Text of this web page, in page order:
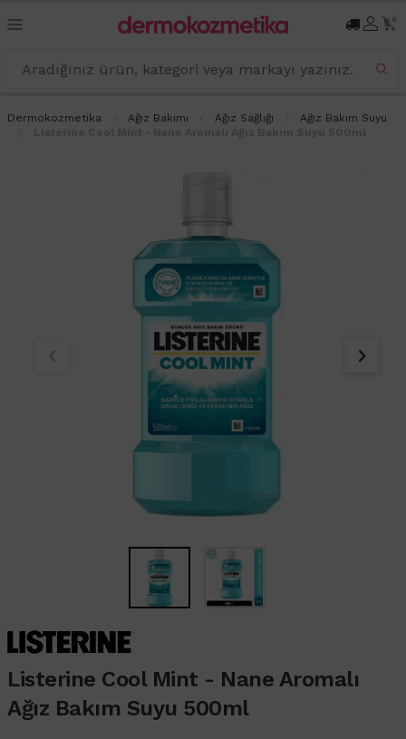
0
Dermokozmetika Ağız Bakımı Ağız Sağlığı
Ağız Bakım Suyu
Listerine Cool Mint - Nane Aromalı
Ağız Bakım Suyu 500ml